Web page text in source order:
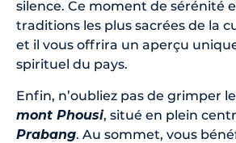
silence. Ce moment de sérénité
traditions les plus sacrées de la
et il vous offrira un aperçu
spirituel du pays.
Enfin, n’oubliez pas de grimper
mont Phousi, situé en plein
Prabang. Au sommet, vous